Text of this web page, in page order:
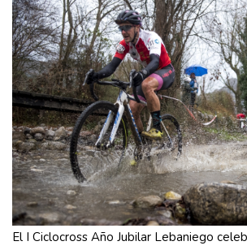
El I Ciclocross Año Jubilar Lebaniego